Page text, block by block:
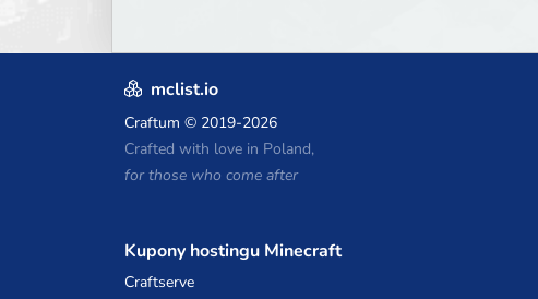
mclist.io
Craftum © 2019-2026
Crafted with love in Poland,
for those who come after
Kupony hostingu Minecraft
Craftserve